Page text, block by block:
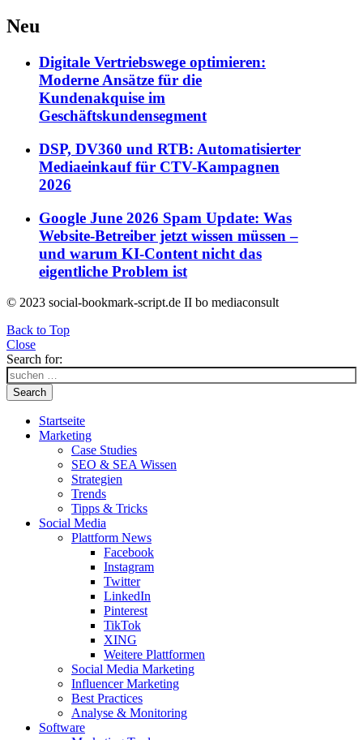
Neu
Digitale Vertriebswege optimieren:
Moderne Ansätze für die
Kundenakquise im
Geschäftskundensegment
DSP, DV360 und RTB: Automatisierter
Mediaeinkauf für CTV-Kampagnen
2026
Google June 2026 Spam Update: Was
Website-Betreiber jetzt wissen müssen –
und warum KI-Content nicht das
eigentliche Problem ist
© 2023 social-bookmark-script.de II bo mediaconsult
Back to Top
Close
Search for:
Search
Startseite
Marketing
Case Studies
SEO & SEA Wissen
Strategien
Trends
Tipps & Tricks
Social Media
Plattform News
Facebook
Instagram
Twitter
LinkedIn
Pinterest
TikTok
XING
Weitere Plattformen
Social Media Marketing
Influencer Marketing
Best Practices
Analyse & Monitoring
Software